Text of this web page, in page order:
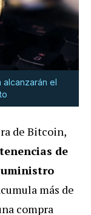
el
de Bitcoin,
de
más de
compra